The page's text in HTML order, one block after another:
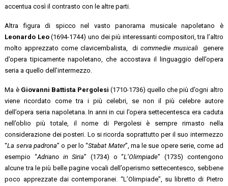
accentua così il contrasto con le altre parti.
Altra figura di spicco nel vasto panorama musicale napoletano è
Leonardo Leo(1694-1744) uno dei più interessanti compositori, tra l’altro
molto apprezzato come clavicembalista, dicommedie musicali
genere
d’opera tipicamente napoletano, che accostava il linguaggio dell’opera
seria a quello dell’intermezzo.
Ma è Giovanni Battista Pergolesi(1710-1736) quello che più d’ogni altro
viene ricordato come tra i più celebri, se non il più celebre autore
dell’opera seria napoletana. In anni in cui l’opera settecentesca era caduta
nell’oblio più totale, il nome di Pergolesi è sempre rimasto nella
considerazione dei posteri. Lo si ricorda soprattutto per il suo intermezzo
“La serva padrona” o per lo “Stabat Mater”, ma le sue opere serie, come ad
esempio “Adriano in Siria” (1734) o “L’Olimpiade” (1735) contengono
alcune tra le più belle pagine vocali dell’operismo settecentesco, sebbene
poco apprezzate dai contemporanei. “L’Olimpiade”, su libretto di Pietro